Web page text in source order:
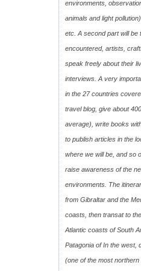
environments,
animals and light
etc. A second part will be
encountered, artists,
speak freely about their
interviews. A very
in the 27 countries
travel blog, give about
average), write books
to publish articles in the
where we will be, and so
raise awareness of the
environments. The
from Gibraltar and the
coasts, then transat to
Atlantic coasts of South
Patagonia of In the west,
(one of the most